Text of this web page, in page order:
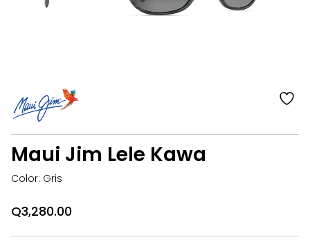
la
Maui Jim Lele Kawa
Color: Gris
Q3,280.00